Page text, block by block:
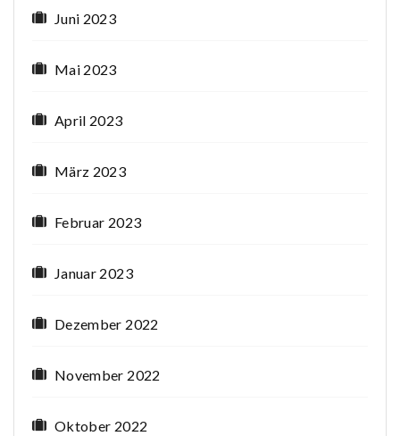
Juni 2023
Mai 2023
April 2023
März 2023
Februar 2023
Januar 2023
Dezember 2022
November 2022
Oktober 2022